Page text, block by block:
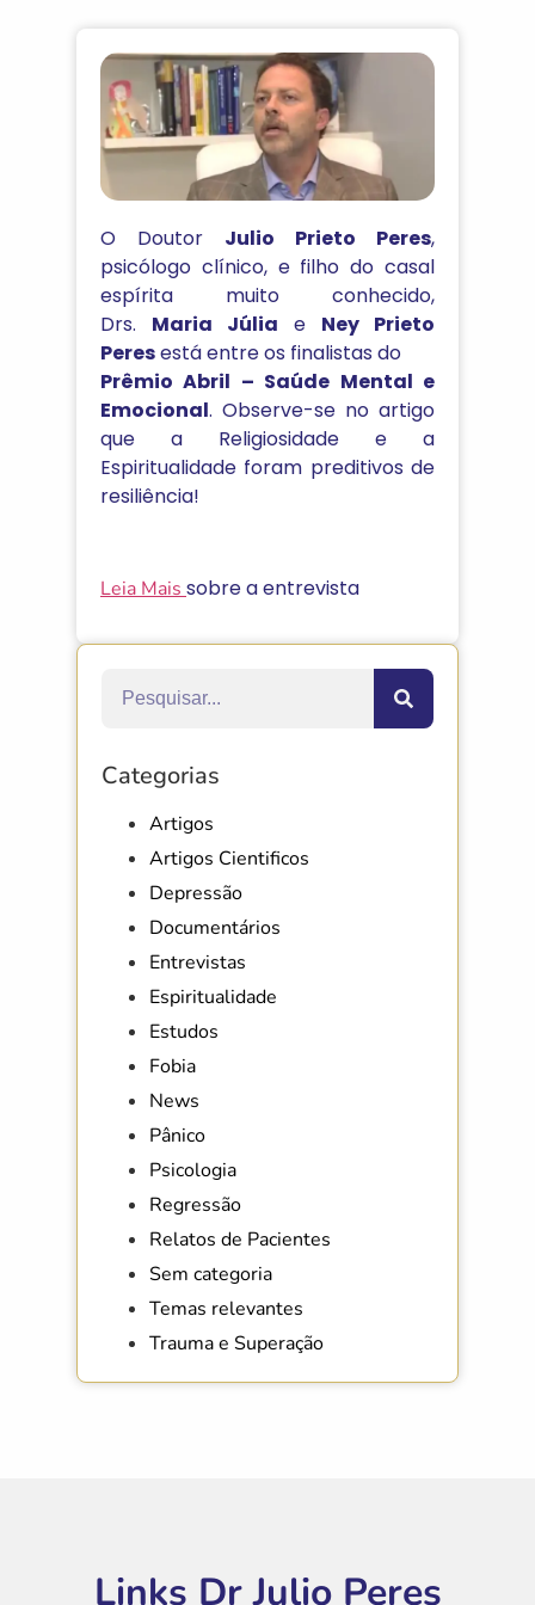
O Doutor Julio Prieto Peres,
psicólogo clínico, e filho do casal
espírita muito conhecido,
Drs. Maria Júlia e Ney Prieto
Peresestá entre os finalistas do
Prêmio Abril – Saúde Mental e
Emocional. Observe-se no artigo
que a Religiosidade e a
Espiritualidade foram preditivos de
resiliência!
Leia Mais sobre a entrevista
Categorias
Artigos
Artigos Cientificos
Depressão
Documentários
Entrevistas
Espiritualidade
Estudos
Fobia
News
Pânico
Psicologia
Regressão
Relatos de Pacientes
Sem categoria
Temas relevantes
Trauma e Superação
Links Dr Julio Peres